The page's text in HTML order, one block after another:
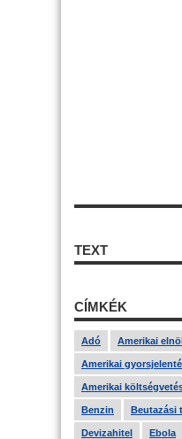
TEXT
CÍMKÉK
Adó Amerikai
Amerikai
Amerikai
Benzin Beutazási
Devizahitel Ebola